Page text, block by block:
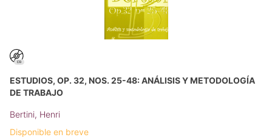
ESTUDIOS, OP. 32, NOS. 25-48: ANÁLISIS Y METODOLOGÍA
DE TRABAJO
Bertini, Henri
Disponible en breve